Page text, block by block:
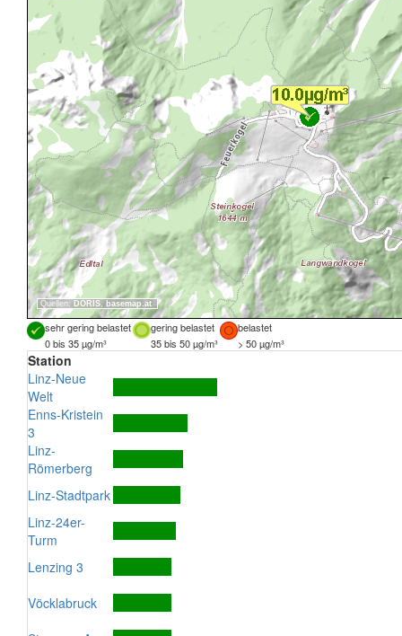
Quellen: DORIS, basemap.at
sehr gering belastet gering belastet
belastet
0 bis 35 µg/m³
35 bis 50 µg/m³ > 50 µg/m³
Station
Linz-Neue
Welt
Enns-Kristein
3
Linz-
Römerberg
Linz-Stadtpark
Linz-24er-
Turm
Lenzing 3
Vöcklabruck